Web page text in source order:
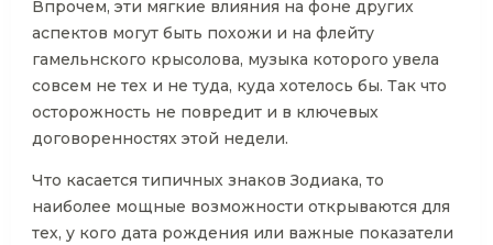
Впрочем, эти мягкие влияния на фоне других
аспектов могут быть похожи и на флейту
гамельнского крысолова, музыка которого увела
совсем не тех и не туда, куда хотелось бы. Так что
осторожность не повредит и в ключевых
договоренностях этой недели.
Что касается типичных знаков Зодиака, то
наиболее мощные возможности открываются для
тех, у кого дата рождения или важные показатели